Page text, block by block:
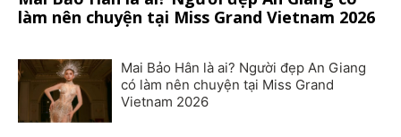
làm nên chuyện tại Miss Grand Vietnam 2026
Mai Bảo Hân là ai? Người đẹp An Giang
có làm nên chuyện tại Miss Grand
Vietnam 2026